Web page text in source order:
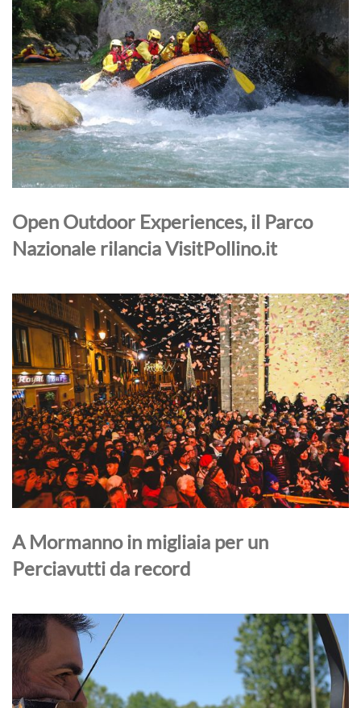
Open Outdoor Experiences, il Parco
Nazionale rilancia VisitPollino.it
A Mormanno in migliaia per un
Perciavutti da record